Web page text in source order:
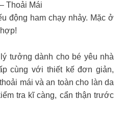
Thoải Mái
động ham chạy nhảy. Mặc ở
tưởng dành cho bé yêu nhà
cùng với thiết kế đơn giản,
mái và an toàn cho làn da
tra kĩ càng, cẩn thận trước